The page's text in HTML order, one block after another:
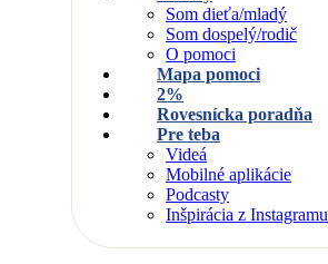
Som dieťa/mladý
Som dospelý/rodič
O pomoci
Mapa pomoci
2%
Rovesnícka poradňa
Pre teba
Videá
Mobilné aplikácie
Podcasty
Inšpirácia z Instagramu